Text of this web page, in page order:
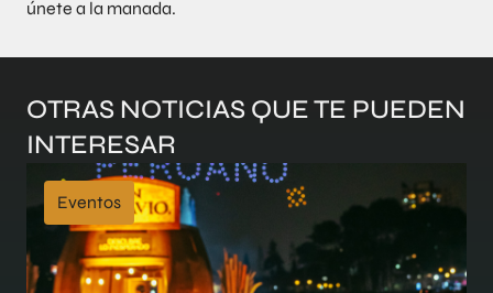
únete a la manada.
OTRAS NOTICIAS QUE TE PUEDEN
INTERESAR
Eventos